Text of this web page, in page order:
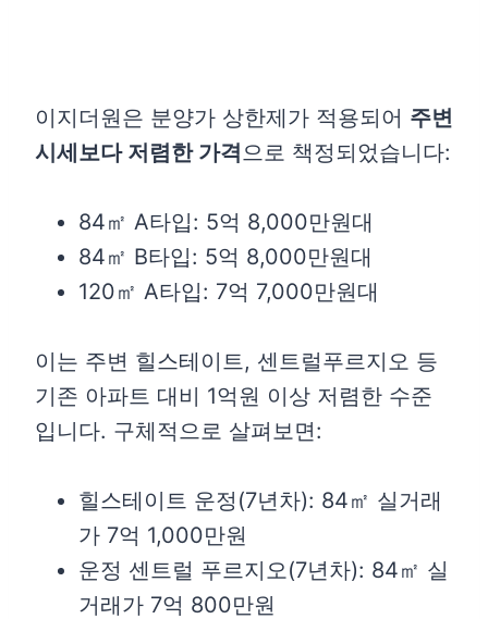
이지더원은 분양가 상한제가 적용되어 주변
시세보다 저렴한 가격으로 책정되었습니다:
84㎡ A타입: 5억 8,000만원대
84㎡ B타입: 5억 8,000만원대
120㎡ A타입: 7억 7,000만원대
이는 주변 힐스테이트, 센트럴푸르지오 등
기존 아파트 대비 1억원 이상 저렴한 수준
입니다. 구체적으로 살펴보면:
힐스테이트 운정(7년차): 84㎡ 실거래
가 7억 1,000만원
운정 센트럴 푸르지오(7년차): 84㎡ 실
거래가 7억 800만원